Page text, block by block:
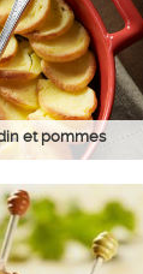
et pommes